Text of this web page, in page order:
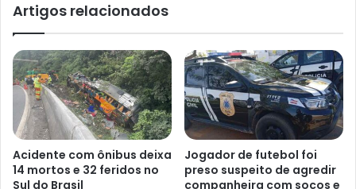
Artigos relacionados
Acidente com ônibus deixa
14 mortos e 32 feridos no
Sul do Brasil
Jogador de futebol foi
preso suspeito de agredir
companheira com socos e